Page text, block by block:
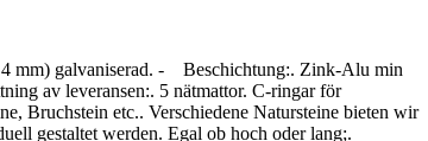
mm) galvaniserad. - Beschichtung:. Zink-Alu min
av leveransen:. 5 nätmattor. C-ringar för
Bruchstein etc.. Verschiedene Natursteine bieten wir
gestaltet werden. Egal ob hoch oder lang;.